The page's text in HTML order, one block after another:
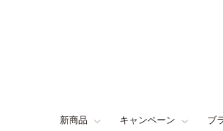
新商品 キャンペーン ブ